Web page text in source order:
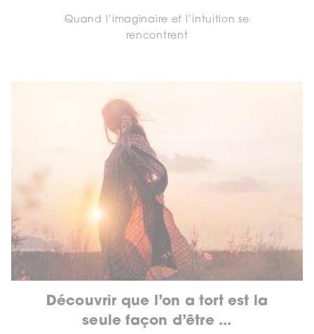
Quand l’imaginaire et l’intuition se
rencontrent
Découvrir que l’on a tort est la
seule façon d’être ...